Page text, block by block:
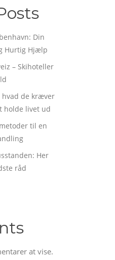
Din
Hurtig Hjælp
– Skihoteller
de kræver
holde livet ud
til en
Her
råd
at vise.